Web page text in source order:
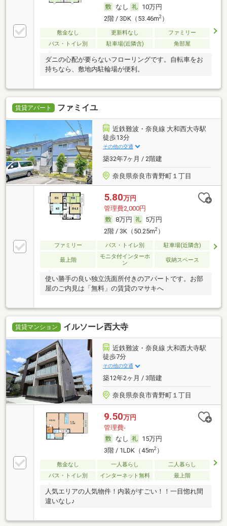
なし
10万円
2階 / 3DK（53.46m2）
敷金なし 更新料なし
ファミリー
バス・トイレ別
駐車場(近隣含) 角部屋
ダニの心配が要らないフローリングです。自転車をお
持ちなら、敷地内駐輪場が便利。
賃貸アパート ファミイユ
近鉄難波・奈良線 大和西大寺駅
徒歩13分
その他の交通
築32年7ヶ月 / 2階建
奈良県奈良市青野町１丁目
5.80万円
管理費2,000円
8万円
5万円
2階 / 3K（50.25m2）
ファミリー バス・トイレ別 駐車場(近隣含)
最上階
モニタ付インターホ
ン
収納スペース
使い勝手の良い独立洗面所付きのアパートです。お部
屋のご内見は「無料」の賃貸のマサキへ
賃貸マンション イルソーレ西大寺
近鉄難波・奈良線 大和西大寺駅
徒歩7分
その他の交通
築12年2ヶ月 / 3階建
奈良県奈良市青野町１丁目
9.50万円
管理費-
なし
15万円
3階 / 1LDK（45m2）
敷金なし 一人暮らし
二人暮らし
バス・トイレ別
インターネット無料 最上階
人気エリアの人気物件！内装がすごい！！一目惚れ間
違いなし♪